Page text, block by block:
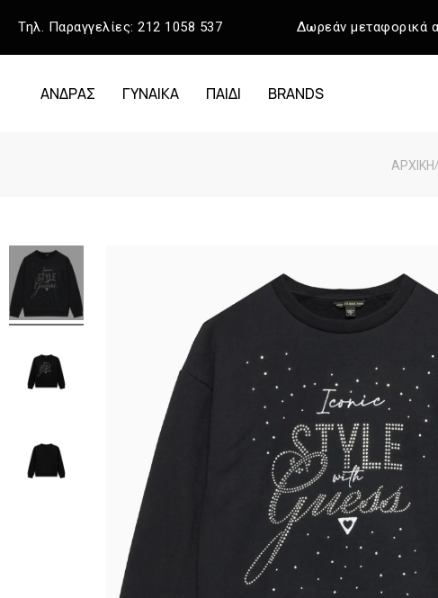
Τηλ. Παραγγελίες: 212 1058 537 Δωρεάν μεταφορικά
ΑΝΔΡΑΣ ΓΥΝΑΙΚΑ ΠΑΙΔΙ BRANDS
ΑΡΧΙΚΉ/